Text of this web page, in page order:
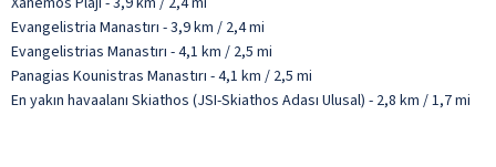
Evangelistria Manastırı - 3,9 km / 2,4 mi
Evangelistrias Manastırı - 4,1 km / 2,5 mi
Panagias Kounistras Manastırı - 4,1 km / 2,5 mi
En yakın havaalanı Skiathos (JSI-Skiathos Adası Ulusal) - 2,8 km / 1,7 mi